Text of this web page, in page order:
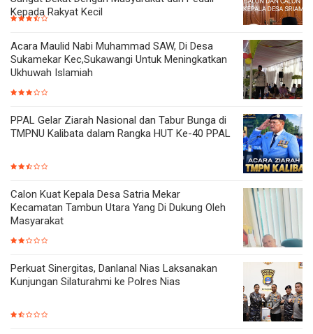
Kepada Rakyat Kecil
Acara Maulid Nabi Muhammad SAW, Di Desa
Sukamekar Kec,Sukawangi Untuk Meningkatkan
Ukhuwah Islamiah
PPAL Gelar Ziarah Nasional dan Tabur Bunga di
TMPNU Kalibata dalam Rangka HUT Ke-40 PPAL
Calon Kuat Kepala Desa Satria Mekar
Kecamatan Tambun Utara Yang Di Dukung Oleh
Masyarakat
Perkuat Sinergitas, Danlanal Nias Laksanakan
Kunjungan Silaturahmi ke Polres Nias